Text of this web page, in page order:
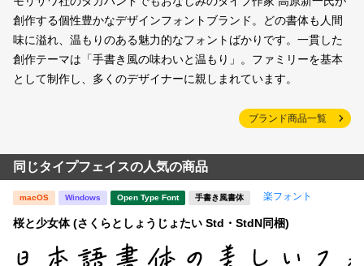
創作する個性豊かなデザインフォントブランド。どの書体も人間
味に溢れ、温もりのある魅力的なフォントばかりです。一貫した
創作テーマは「手書き風の味わいと温もり」。ファミリーを基本
として制作し、多くのデザイナーに親しまれています。
ブランド商品一覧
同じタイプフェイスの人気の商品
macOS Windows Open Type Font 手書き風書体 楽フォント
桜と少女体 (さくらとしょうじょたい Std・StdN同梱)